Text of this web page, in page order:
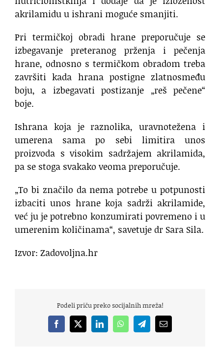
akrilamidu u ishrani moguće smanjiti.
Pri termičkoj obradi hrane preporučuje se
izbegavanje preteranog prženja i pečenja
hrane, odnosno s termičkom obradom treba
završiti kada hrana postigne zlatnosmeđu
boju, a izbegavati postizanje „reš pečene“
boje.
Ishrana koja je raznolika, uravnotežena i
umerena sama po sebi limitira unos
proizvoda s visokim sadržajem akrilamida,
pa se stoga svakako veoma preporučuje.
„To bi značilo da nema potrebe u potpunosti
izbaciti unos hrane koja sadrži akrilamide,
već ju je potrebno konzumirati povremeno i u
umerenim količinama“, savetuje dr Sara Sila.
Izvor: Zadovoljna.hr
Podeli priču preko socijalnih mreža!
Facebook
X LinkedInWhatsAppTelegramEmail